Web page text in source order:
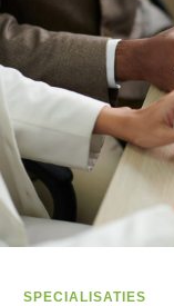
SPECIALISATIES